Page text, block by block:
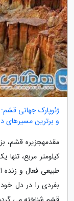
ژئوپارک جهانی
و برترین مسیرهای
کیلومتر مربع،
طبیعی فعال و
بفردی را در دل